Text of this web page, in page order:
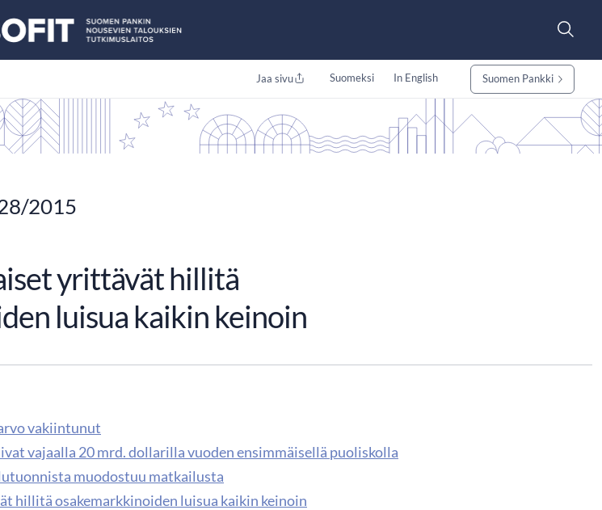
Jaa sivu Suomeksi In English Suomen Pankki
2015
yrittävät hillitä
luisua kaikin keinoin
vakiintunut
vajaalla 20 mrd. dollarilla vuoden ensimmäisellä puoliskolla
muodostuu matkailusta
hillitä osakemarkkinoiden luisua kaikin keinoin